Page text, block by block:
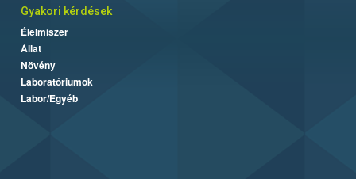
Gyakori kérdések
Élelmiszer
Állat
Növény
Laboratóriumok
Labor/Egyéb